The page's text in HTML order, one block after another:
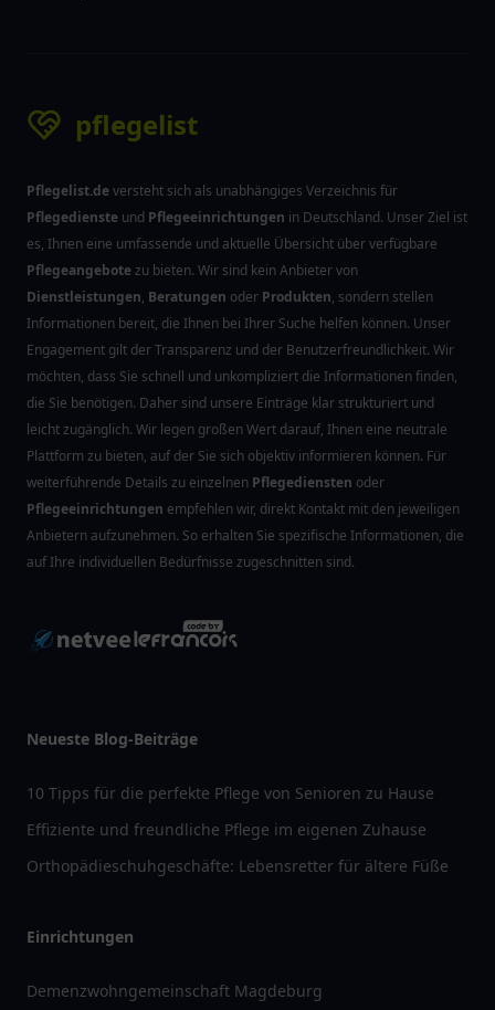
pflegelist
Pflegelist.deversteht sich als unabhängiges Verzeichnis für
Pflegedienste und Pflegeeinrichtungen in Deutschland. Unser Ziel ist
es, Ihnen eine umfassende und aktuelle Übersicht über verfügbare
Pflegeangebotezu bieten. Wir sind kein Anbieter von
Dienstleistungen, Beratungen oder Produkten, sondern stellen
Informationen bereit, die Ihnen bei Ihrer Suche helfen können. Unser
Engagement gilt der Transparenz und der Benutzerfreundlichkeit. Wir
möchten, dass Sie schnell und unkompliziert die Informationen finden,
die Sie benötigen. Daher sind unsere Einträge klar strukturiert und
leicht zugänglich. Wir legen großen Wert darauf, Ihnen eine neutrale
Plattform zu bieten, auf der Sie sich objektiv informieren können. Für
weiterführende Details zu einzelnen Pflegediensten oder
Pflegeeinrichtungen empfehlen wir, direkt Kontakt mit den jeweiligen
Anbietern aufzunehmen. So erhalten Sie spezifische Informationen, die
auf Ihre individuellen Bedürfnisse zugeschnitten sind.
Neueste Blog-Beiträge
10 Tipps für die perfekte Pflege von Senioren zu Hause
Effiziente und freundliche Pflege im eigenen Zuhause
Orthopädieschuhgeschäfte: Lebensretter für ältere Füße
Einrichtungen
Demenzwohngemeinschaft Magdeburg